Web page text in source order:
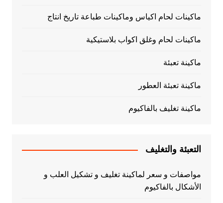
ماكينات لحام اكياس وماكينات طباعة تاريخ انتاج
ماكينات لحام وغلق اكواب بلاستيكية
ماكينة تعبئة
ماكينة تعبئة العطور
ماكينة تغليف بالفاكيوم
التعبئة والتغليف
مواصفات و سعر لماكينة تغليف و تشكيل العلب و
الأشكال بالفاكيوم